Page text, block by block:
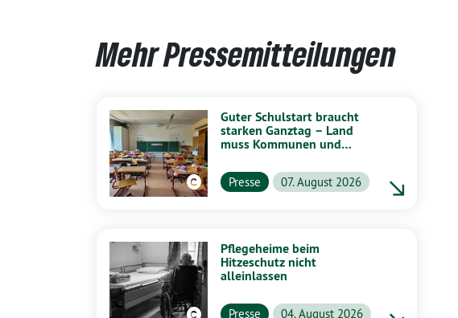
Mehr Pressemitteilungen
Guter Schulstart braucht
starken Ganztag – Land
muss Kommunen und
Presse 07. August 2026
Pflegeheime beim
Hitzeschutz nicht
alleinlassen
Presse 04. August 2026